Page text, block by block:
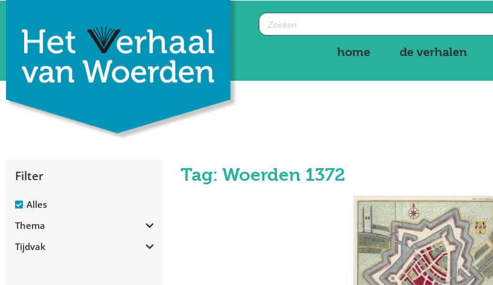
home de verhalen
Filter
Alles
Thema
Tijdvak
Tag: Woerden 1372